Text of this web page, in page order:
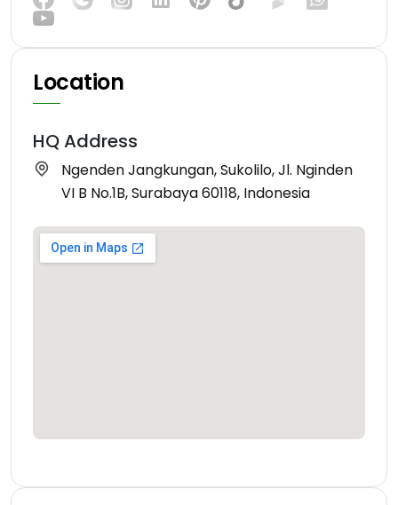
Location
HQ Address
Ngenden Jangkungan, Sukolilo, Jl. Nginden
VI B No.1B, Surabaya 60118, Indonesia